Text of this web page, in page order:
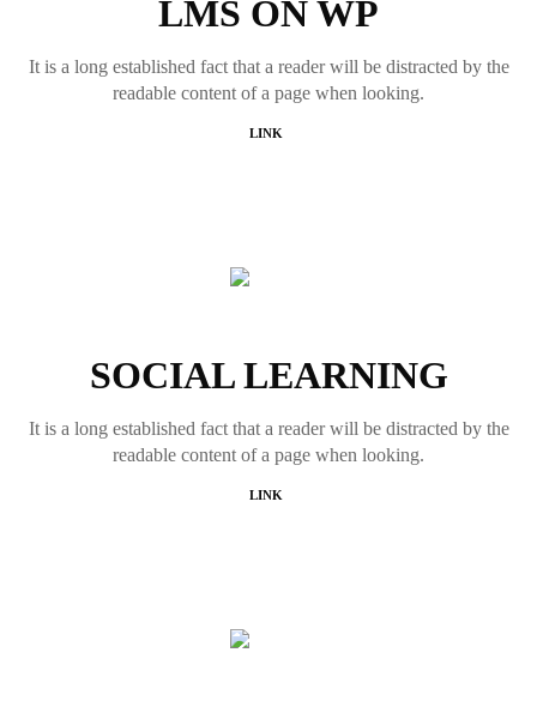
LMS ON WP
It is a long established fact that a reader will be distracted by the
readable content of a page when looking.
LINK
SOCIAL LEARNING
It is a long established fact that a reader will be distracted by the
readable content of a page when looking.
LINK